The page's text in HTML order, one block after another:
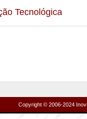
Tecnológica
Copyright © 2006-2024